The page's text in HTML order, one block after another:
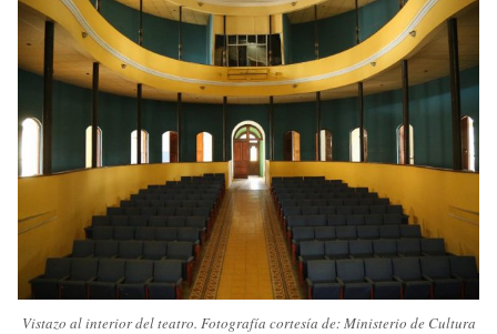
Vistazo al interior del teatro. Fotografía cortesía de: Ministerio de Cultura